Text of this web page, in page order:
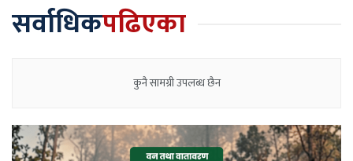
सर्वाधिकपढिएका
कुनै सामग्री उपलब्ध छैन